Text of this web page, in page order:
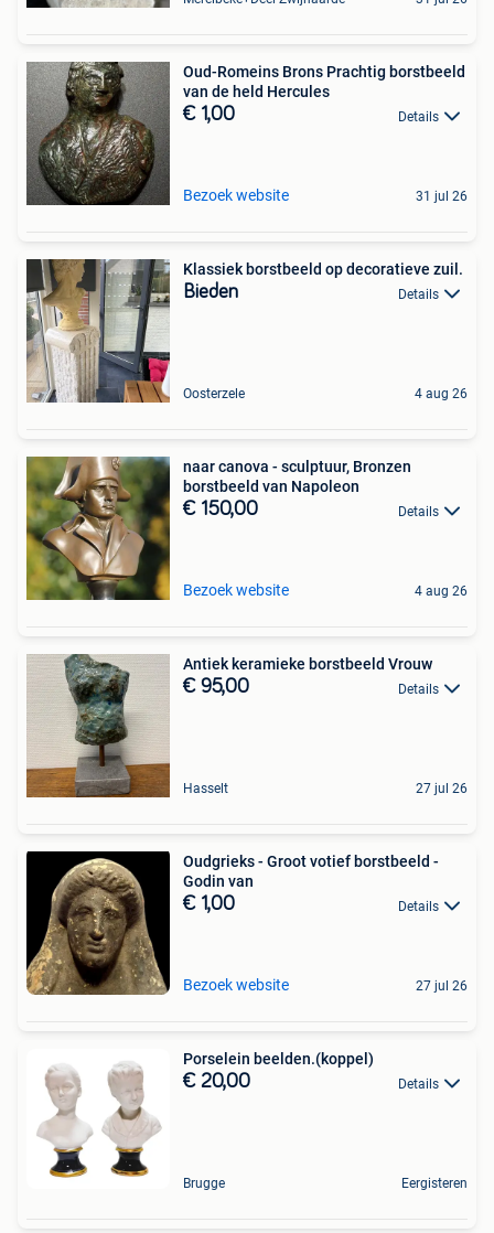
Oud-Romeins Brons Prachtig borstbeeld
van de held Hercules
€ 1,00 Details
Bezoek website 31 jul 26
Klassiek borstbeeld op decoratieve zuil.
Bieden Details
Oosterzele 4 aug 26
naar canova - sculptuur, Bronzen
borstbeeld van Napoleon
€ 150,00 Details
Bezoek website 4 aug 26
Antiek keramieke borstbeeld Vrouw
€ 95,00 Details
Hasselt 27 jul 26
Oudgrieks - Groot votief borstbeeld -
Godin van
€ 1,00 Details
Bezoek website 27 jul 26
Porselein beelden.(koppel)
€ 20,00 Details
Brugge Eergisteren